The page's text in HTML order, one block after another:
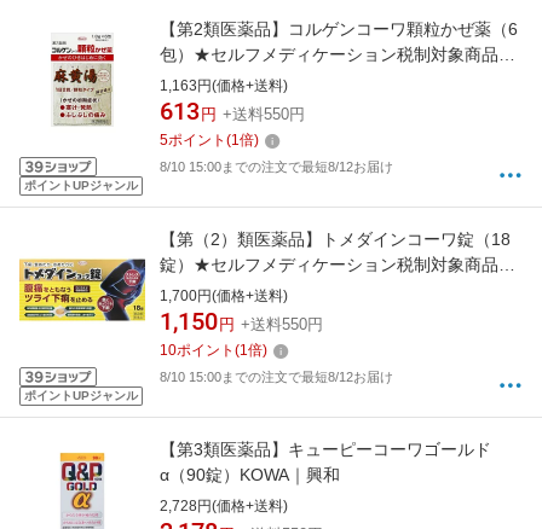
ポイントUPジャンル
【第2類医薬品】コルゲンコーワ顆粒かぜ薬（6
包）★セルフメディケーション税制対象商品
KOWA｜興和
1,163円(価格+送料)
613 円 +送料550円
5ポイント (1倍)
8/10 15:00までの注文で最短8/12お届け
ポイントUPジャンル
【第（2）類医薬品】トメダインコーワ錠（18
錠）★セルフメディケーション税制対象商品
【rb_pcp】KOWA｜興和
1,700円(価格+送料)
1,150 円 +送料550円
10ポイント (1倍)
8/10 15:00までの注文で最短8/12お届け
【第3類医薬品】キューピーコーワゴールド
α（90錠）KOWA｜興和
2,728円(価格+送料)